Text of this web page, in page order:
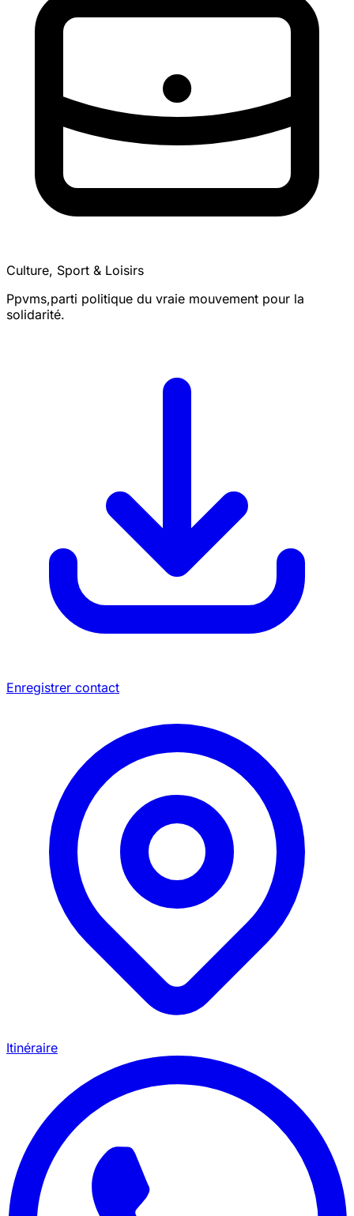
Culture, Sport & Loisirs
Ppvms,parti politique du vraie mouvement pour la
solidarité.
Enregistrer contact
Itinéraire